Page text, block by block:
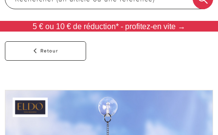
5 € ou 10 € de réduction* - profitez-en vite →
Retour